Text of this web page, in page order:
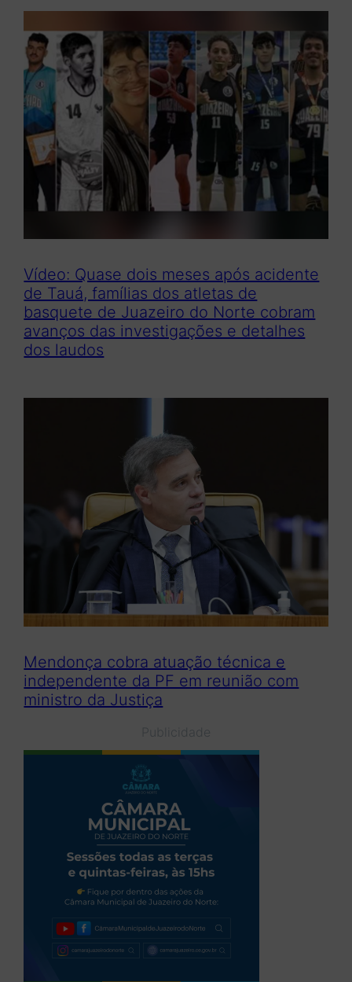
Vídeo: Quase dois meses após acidente
de Tauá, famílias dos atletas de
basquete de Juazeiro do Norte cobram
avanços das investigações e detalhes
dos laudos
Mendonça cobra atuação técnica e
independente da PF em reunião com
ministro da Justiça
Publicidade